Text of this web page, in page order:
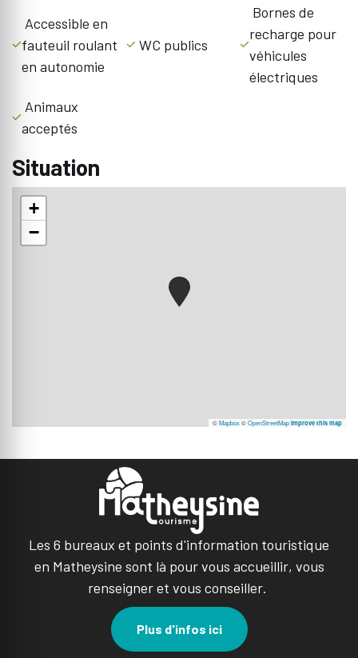
Accessible en
fauteuil roulant
en autonomie
WC publics
Bornes de
recharge pour
véhicules
électriques
Animaux
acceptés
Situation
+
−
©Mapbox©OpenStreetMap Improve this map
Les 6 bureaux et points d'information touristique
en Matheysine sont là pour vous accueillir, vous
renseigner et vous conseiller.
Plus d'infos ici